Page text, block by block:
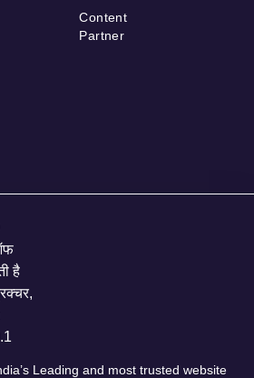
Content
Partner
Leading and most trusted website